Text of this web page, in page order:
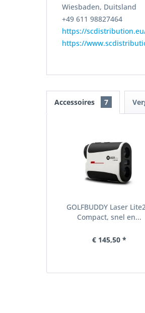
Wiesbaden, Duitsland
+49 611 98827464
https://
https://
Accessoires 7
GOLFBUDDY Laser
Compact, snel en...
€ 145,50 *